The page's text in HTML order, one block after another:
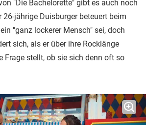
"Die Bachelorette" gibt es auch noch
26-jährige Duisburger beteuert beim
"ganz lockerer Mensch" sei, doch
sich, als er über ihre Rocklänge
Frage stellt, ob sie sich denn oft so